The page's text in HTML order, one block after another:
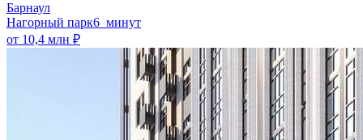
Барнаул
Нагорный парк6 минут
от 10,4 млн ₽